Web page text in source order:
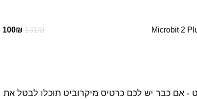
131₪
100₪
- אם כבר יש לכם כרטיס מיקרוביט תוכלו לבטל את